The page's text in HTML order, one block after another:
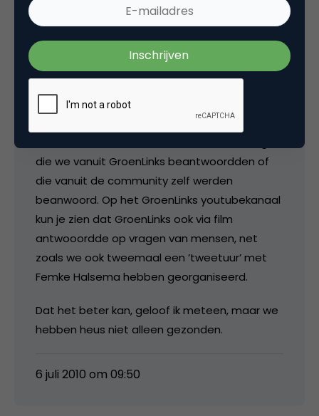
Huub Bellemakers
Bas,
zoals ook gesteld in het artikel: de interactie
was juist heel erg groot. Vaak 100+ reacties op
die we vanuit GroenLinks beantwoordden of
die vanuit de community zelf werden
beanwoord. Op het GroenLinks youtubekanaal
kun je zien dat GroenLinks ook via film
antwooordde op vragen van mensen, net
zoals we ook tweemaal een ’tweetuur’ met
Femke Halsema hebben georganiseerd.
Dat het beter kan, geloof ik meteen, maar we
hebben heus niet alleen gezonden.
6 juli 2010 om 09:50